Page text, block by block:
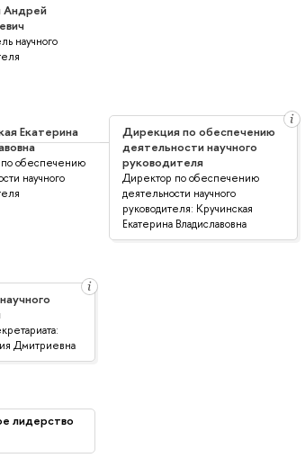
Андрей
научного
Екатерина
обеспечению
научного
Дирекция по обеспечению
деятельности научного
руководителя
Директор по обеспечению
деятельности научного
руководителя: Кручинская
Екатерина Владиславовна
Дмитриевна
лидерство